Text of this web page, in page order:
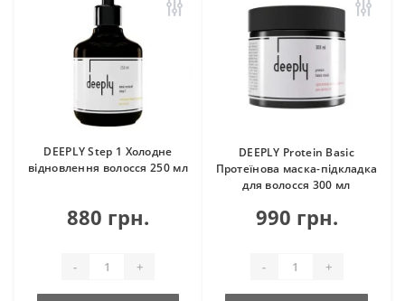
DEEPLY Step 1 Холодне
відновлення волосся 250 мл
880 грн.
- +
DEEPLY Protein Basic
Протеїнова маска-підкладка
для волосся 300 мл
990 грн.
- +